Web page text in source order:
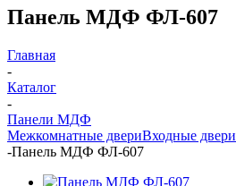
Панель МДФ ФЛ-607
Главная
-
Каталог
-
Панели МДФ
Межкомнатные двериВходные двери
-Панель МДФ ФЛ-607